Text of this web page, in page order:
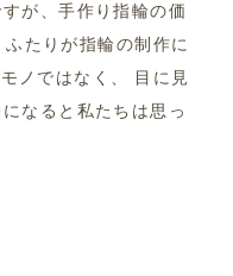
が、手作り指輪の価
ふたりが指輪の制作に
ノではなく、
目に見
なると私たちは思っ